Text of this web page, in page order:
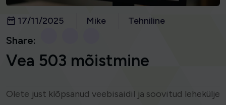
17/11/2025 Mike Tehniline
Share:
Vea 503 mõistmine
Olete just klõpsanud veebisaidil ja soovitud lehekülje